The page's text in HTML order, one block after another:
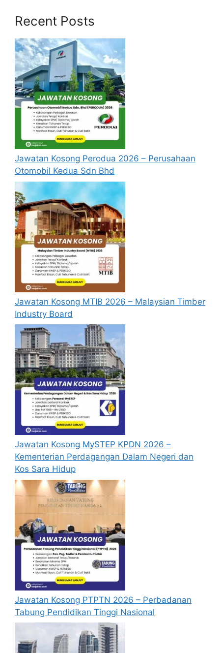
Cara Memohon
Recent Posts
Jawatan Kosong Perodua 2026 – Perusahaan
Otomobil Kedua Sdn Bhd
Jawatan Kosong MTIB 2026 – Malaysian Timber
Industry Board
Jawatan Kosong MySTEP KPDN 2026 –
Kementerian Perdagangan Dalam Negeri dan
Kos Sara Hidup
Jawatan Kosong PTPTN 2026 – Perbadanan
Tabung Pendidikan Tinggi Nasional